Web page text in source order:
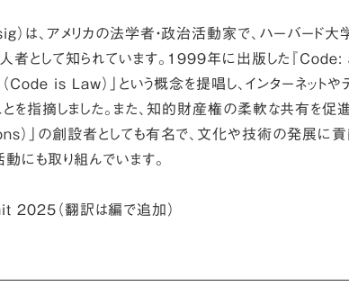
）は、アメリカの法学者・政治活動家で、ハーバード
者として知られています。1999年に出版した『
is Law）」という概念を提唱し、インターネット
を指摘しました。また、知的財産権の柔軟な共有を促
）」の創設者としても有名で、文化や技術の発展に
にも取り組んでいます。
（翻訳は編で追加）